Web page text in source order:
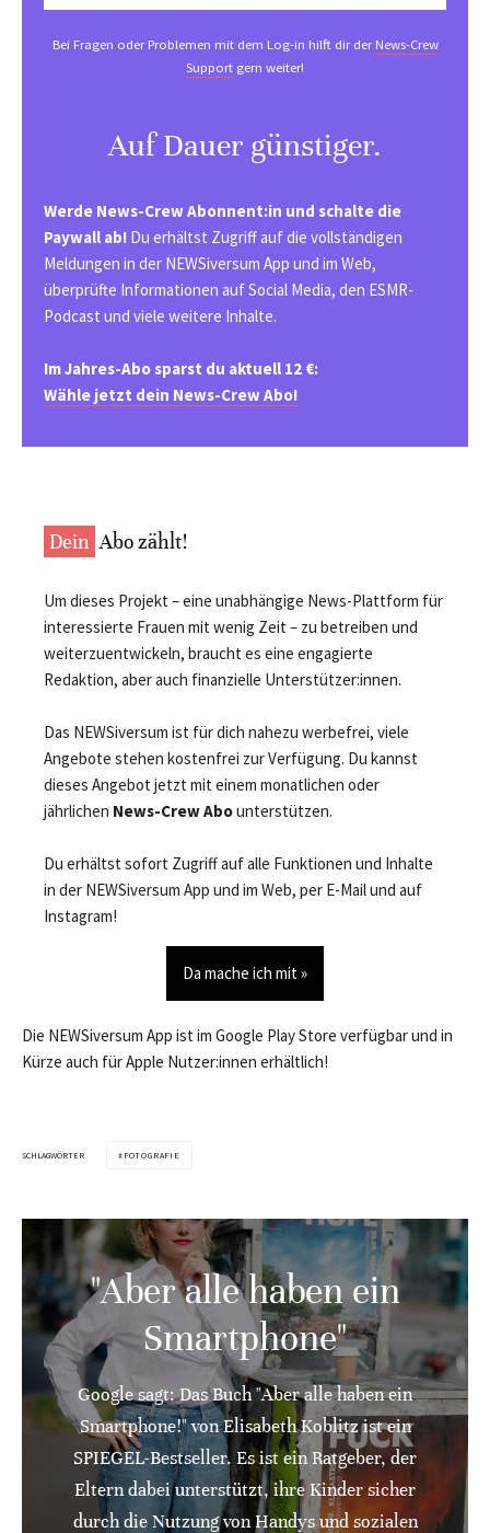
Bei Fragen oder Problemen mit dem Log-in hilft dir derNews-Crew
Support gern weiter!
Auf Dauer günstiger.
Werde News-Crew Abonnent:in und schalte die
Paywall ab! Du erhältst Zugriff auf die vollständigen
Meldungen in der NEWSiversum App und im Web,
überprüfte Informationen auf Social Media, den ESMR-
Podcast und viele weitere Inhalte.
Im Jahres-Abo sparst du aktuell 12 €:
Wähle jetzt dein News-Crew Abo!
Dein Abo zählt!
Um dieses Projekt – eine unabhängige News-Plattform für
interessierte Frauen mit wenig Zeit – zu betreiben und
weiterzuentwickeln, braucht es eine engagierte
Redaktion, aber auch finanzielle Unterstützer:innen.
Das NEWSiversum ist für dich nahezu werbefrei, viele
Angebote stehen kostenfrei zur Verfügung. Du kannst
dieses Angebot jetzt mit einem monatlichen oder
jährlichen News-Crew Abounterstützen.
Du erhältst sofort Zugriff auf alle Funktionen und Inhalte
in der NEWSiversum App und im Web, per E-Mail und auf
Instagram!
Da mache ich mit »
Die NEWSiversum App ist im Google Play Store verfügbar und in
Kürze auch für Apple Nutzer:innen erhältlich!
SCHLAGWÖRTER FOTOGRAFIE
"Aber alle haben ein
Smartphone"
Google sagt: Das Buch "Aber alle haben ein
Smartphone!" von Elisabeth Koblitz ist ein
SPIEGEL-Bestseller. Es ist ein Ratgeber, der
Eltern dabei unterstützt, ihre Kinder sicher
durch die Nutzung von Handys und sozialen